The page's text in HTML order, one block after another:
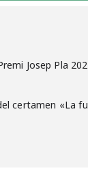
Josep Pla
certamen «La